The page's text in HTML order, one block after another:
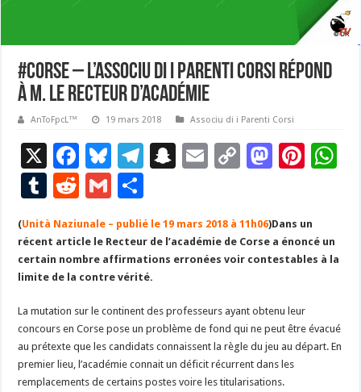
#Corse – L’Associu di i Parenti Corsi répond
à M. le Recteur d’Académie
AnToFpcL™ 19 mars 2018 Associu di i Parenti Corsi
X
F
ac
e
b
o
o
k
Bl
u
es
ky
T
gr
a
m
S
p
c
at
E
l
C
y
Li
k
M
d
o
Pi
es
t
p
T
u
m
bl
r
R
d
di
t
G
m
ai
l
ar
ta
g
er
(Unità Naziunale – publié le 19 mars 2018 à 11h06)Dans un
récent article le Recteur de l’académie de Corse a énoncé un
certain nombre affirmations erronées voir contestables à la
limite de la contre vérité.
La mutation sur le continent des professeurs ayant obtenu leur
concours en Corse pose un problème de fond qui ne peut être évacué
au prétexte que les candidats connaissent la règle du jeu au départ. En
premier lieu, l’académie connait un déficit récurrent dans les
remplacements de certains postes voire les titularisations.